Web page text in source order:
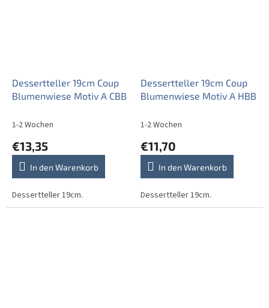
Dessertteller 19cm Coup
Blumenwiese Motiv A CBB
1-2 Wochen
€13,35
In den Warenkorb
Dessertteller 19cm.
Dessertteller 19cm Coup
Blumenwiese Motiv A HBB
1-2 Wochen
€11,70
In den Warenkorb
Dessertteller 19cm.